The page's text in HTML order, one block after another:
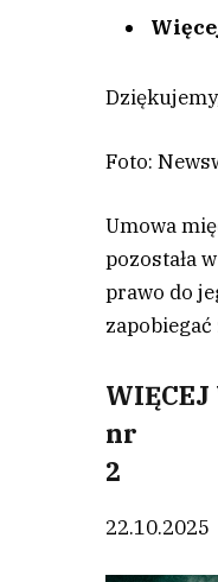
Foto:
Umowa
pozostała
prawo do
WIĘCEJ
nr
2
22.10.2025